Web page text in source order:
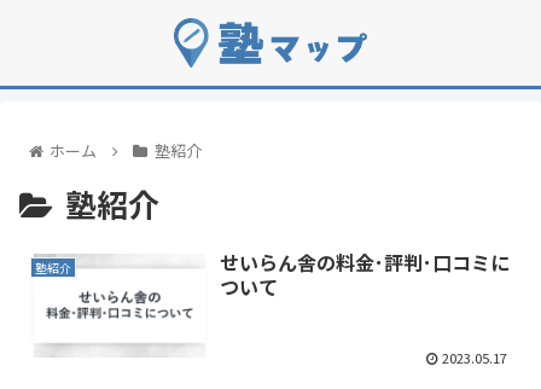
ホーム 塾紹介
塾紹介
塾紹介
せいらん舎の料金･評判･口コミに
ついて
2023.05.17